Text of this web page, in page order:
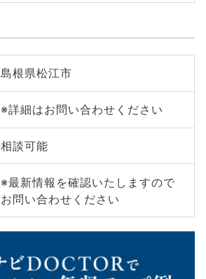
島根県松江市
※詳細はお問い合わせください
相談可能
※最新情報を確認いたしますので
お問い合わせください